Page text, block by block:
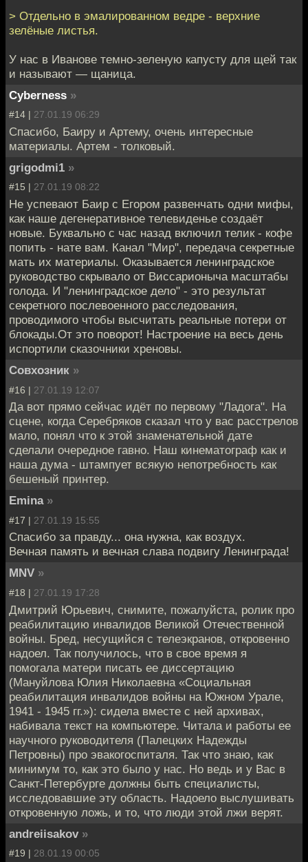
> Отдельно в эмалированном ведре - верхние
зелёные листья.
У нас в Иванове темно-зеленую капусту для щей так
и называют — щаница.
Cyberness »
#14 | 27.01.19 06:29
Спасибо, Баиру и Артему, очень интересные
материалы. Артем - толковый.
grigodmi1 »
#15 | 27.01.19 08:22
Не успевают Баир с Егором развенчать одни мифы,
как наше дегенеративное телевиденье создаёт
новые. Буквально с час назад включил телик - кофе
попить - нате вам. Канал "Мир", передача секретные
мать их материалы. Оказывается ленинградское
руководство скрывало от Виссарионыча масштабы
голода. И "ленинградское дело" - это результат
секретного послевоенного расследования,
проводимого чтобы высчитать реальные потери от
блокады.От это поворот! Настроение на весь день
испортили сказочники хреновы.
Совхозник »
#16 | 27.01.19 12:07
Да вот прямо сейчас идёт по первому "Ладога". На
сцене, когда Серебряков сказал что у вас расстрелов
мало, понял что к этой знаменательной дате
сделали очередное гавно. Наш кинематограф как и
наша дума - штампует всякую непотребность как
бешеный принтер.
Emina »
#17 | 27.01.19 15:55
Спасибо за правду... она нужна, как воздух.
Вечная память и вечная слава подвигу Ленинграда!
MNV »
#18 | 27.01.19 17:28
Дмитрий Юрьевич, снимите, пожалуйста, ролик про
реабилитацию инвалидов Великой Отечественной
войны. Бред, несущийся с телеэкранов, откровенно
надоел. Так получилось, что в свое время я
помогала матери писать ее диссертацию
(Мануйлова Юлия Николаевна «Социальная
реабилитация инвалидов войны на Южном Урале,
1941 - 1945 гг.»): сидела вместе с ней архивах,
набивала текст на компьютере. Читала и работы ее
научного руководителя (Палецких Надежды
Петровны) про эвакогоспиталя. Так что знаю, как
минимум то, как это было у нас. Но ведь и у Вас в
Санкт-Петербурге должны быть специалисты,
исследовавшие эту область. Надоело выслушивать
откровенную ложь, и то, что люди этой лжи верят.
andreiisakov »
#19 | 28.01.19 00:05